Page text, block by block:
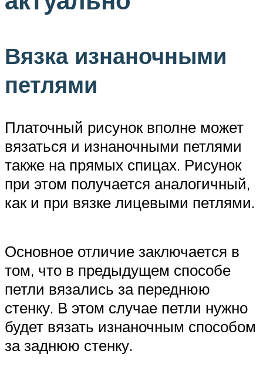
Вязка изнаночными
петлями
Платочный рисунок вполне может
вязаться и изнаночными петлями
также на прямых спицах. Рисунок
при этом получается аналогичный,
как и при вязке лицевыми петлями.
Основное отличие заключается в
том, что в предыдущем способе
петли вязались за переднюю
стенку. В этом случае петли нужно
будет вязать изнаночным способом
за заднюю стенку.